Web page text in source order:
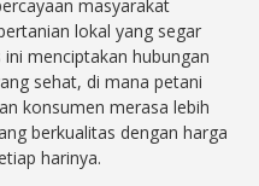
masyarakat
lokal yang segar
menciptakan hubungan
sehat, di mana petani
konsumen merasa lebih
berkualitas dengan harga
harinya.